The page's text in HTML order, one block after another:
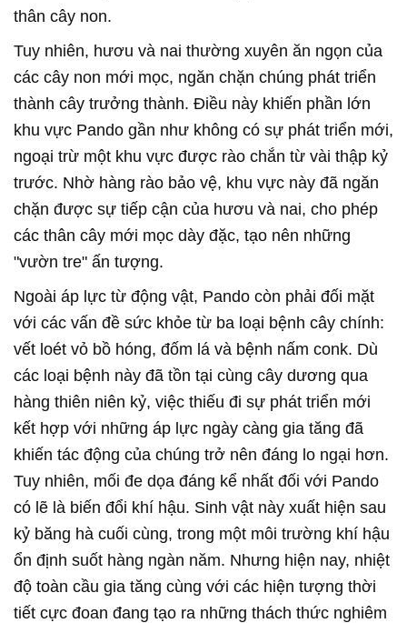
thân cây non.
Tuy nhiên, hươu và nai thường xuyên ăn ngọn của
các cây non mới mọc, ngăn chặn chúng phát triển
thành cây trưởng thành. Điều này khiến phần lớn
khu vực Pando gần như không có sự phát triển mới,
ngoại trừ một khu vực được rào chắn từ vài thập kỷ
trước. Nhờ hàng rào bảo vệ, khu vực này đã ngăn
chặn được sự tiếp cận của hươu và nai, cho phép
các thân cây mới mọc dày đặc, tạo nên những
"vườn tre" ấn tượng.
Ngoài áp lực từ động vật, Pando còn phải đối mặt
với các vấn đề sức khỏe từ ba loại bệnh cây chính:
vết loét vỏ bồ hóng, đốm lá và bệnh nấm conk. Dù
các loại bệnh này đã tồn tại cùng cây dương qua
hàng thiên niên kỷ, việc thiếu đi sự phát triển mới
kết hợp với những áp lực ngày càng gia tăng đã
khiến tác động của chúng trở nên đáng lo ngại hơn.
Tuy nhiên, mối đe dọa đáng kể nhất đối với Pando
có lẽ là biến đổi khí hậu. Sinh vật này xuất hiện sau
kỷ băng hà cuối cùng, trong một môi trường khí hậu
ổn định suốt hàng ngàn năm. Nhưng hiện nay, nhiệt
độ toàn cầu gia tăng cùng với các hiện tượng thời
tiết cực đoan đang tạo ra những thách thức nghiêm